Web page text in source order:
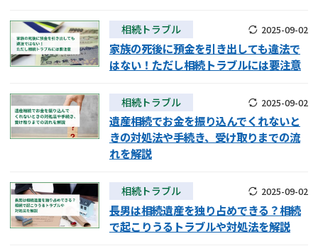
相続トラブル 2025-09-02
家族の死後に預金を引き出しても違法で
はない！ただし相続トラブルには要注意
相続トラブル 2025-09-02
遺産相続でお金を振り込んでくれないと
きの対処法や手続き、受け取りまでの流
れを解説
相続トラブル 2025-09-02
長男は相続遺産を独り占めできる？相続
で起こりうるトラブルや対処法を解説